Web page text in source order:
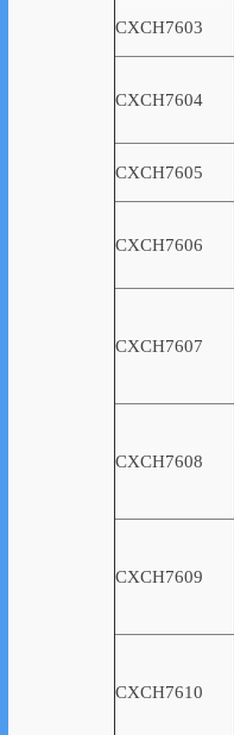
CXCH7603
CXCH7604
CXCH7605
CXCH7606
CXCH7607
CXCH7608
CXCH7609
CXCH7610